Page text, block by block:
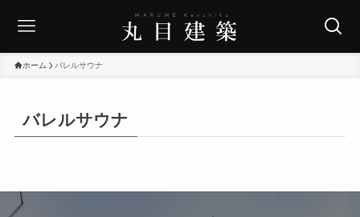
ホーム バレルサウナ
バレルサウナ